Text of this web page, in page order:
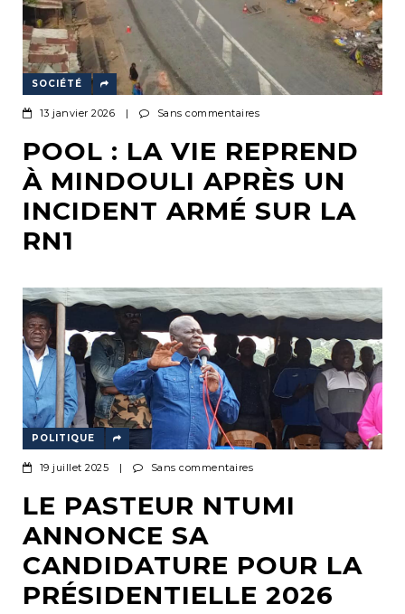
SOCIÉTÉ
13 janvier 2026 | Sans commentaires
POOL : LA VIE REPREND
À MINDOULI APRÈS UN
INCIDENT ARMÉ SUR LA
RN1
POLITIQUE
19 juillet 2025 | Sans commentaires
LE PASTEUR NTUMI
ANNONCE SA
CANDIDATURE POUR LA
PRÉSIDENTIELLE 2026